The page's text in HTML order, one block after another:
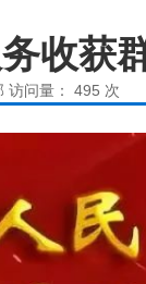
收获
访问量： 495 次